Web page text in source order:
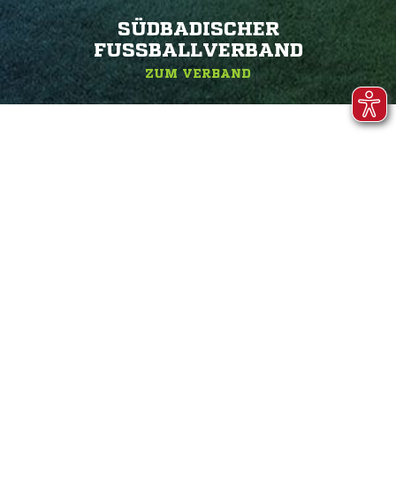
SÜDBADISCHER
FUSSBALLVERBAND
ZUM VERBAND